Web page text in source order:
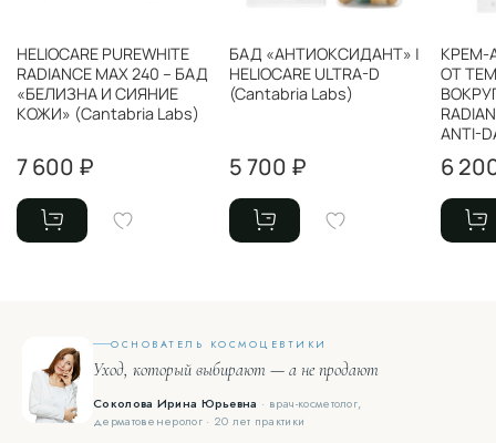
HELIOCARE PUREWHITE
RADIANCE MAX 240 – БАД
«БЕЛИЗНА И СИЯНИЕ
КОЖИ» (Cantabria Labs)
7 600 ₽
БАД «АНТИОКСИДАНТ» |
HELIOCARE ULTRA-D
(Cantabria Labs)
5 700 ₽
КРЕМ-
ОТ
ANTI-
6
ОСНОВАТЕЛЬ КОСМОЦЕВТИКИ
Уход, который выбирают — а не продают
Соколова Ирина Юрьевна · врач-косметолог,
дерматовенеролог · 20 лет практики